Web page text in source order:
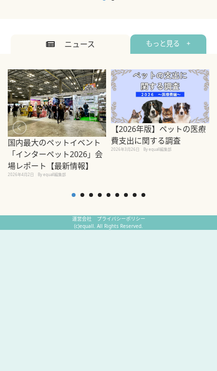
ニュース もっと見る +
国内最大のペットイベント
「インターペット2026」会
場レポート【最新情報】
2026年4月2日 By equall編集部
【2026年版】ペットの医療
費支出に関する調査
2026年3月26日 By equall編集部
運営会社
プライバシーポリシー
(c)equall. All Rights Reserved.